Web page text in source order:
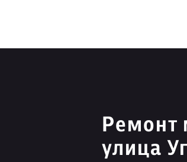
Ремонт
улица